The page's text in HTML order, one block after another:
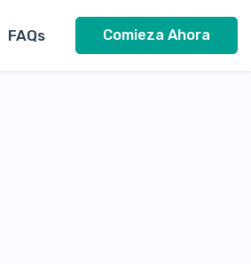
FAQs Comieza Ahora